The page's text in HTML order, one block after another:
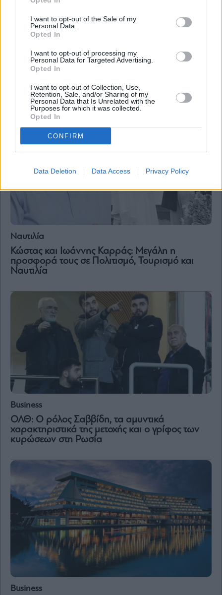
I want to opt-out of the Sale of my
Personal Data.
Opted In
I want to opt-out of processing my
Personal Data for Targeted Advertising.
Opted In
I want to opt-out of Collection, Use,
Retention, Sale, and/or Sharing of my
Personal Data that Is Unrelated with the
Purposes for which it was collected.
Opted In
CONFIRM
Data Deletion Data Access Privacy Policy
Business
Ιβάν Σαββίδης ή Νίκος Σαββίδης: Σε ποιον
πραγματικά ανήκει ο ΟΛΘ
Ναυτιλία
Κώστας και Ιωάννης Καρράς: Μεγάλη η
προσφορά τους σε Πολιτισμό, Τουρισμό και
Ναυτιλία
Business
ΟΛΘ: Ο ρόλος Σαββίδη, τα αμυντικά
χαρακτηριστικά της μετοχής και ο γρίφος των
κυρώσεων στη Ρωσία
Business